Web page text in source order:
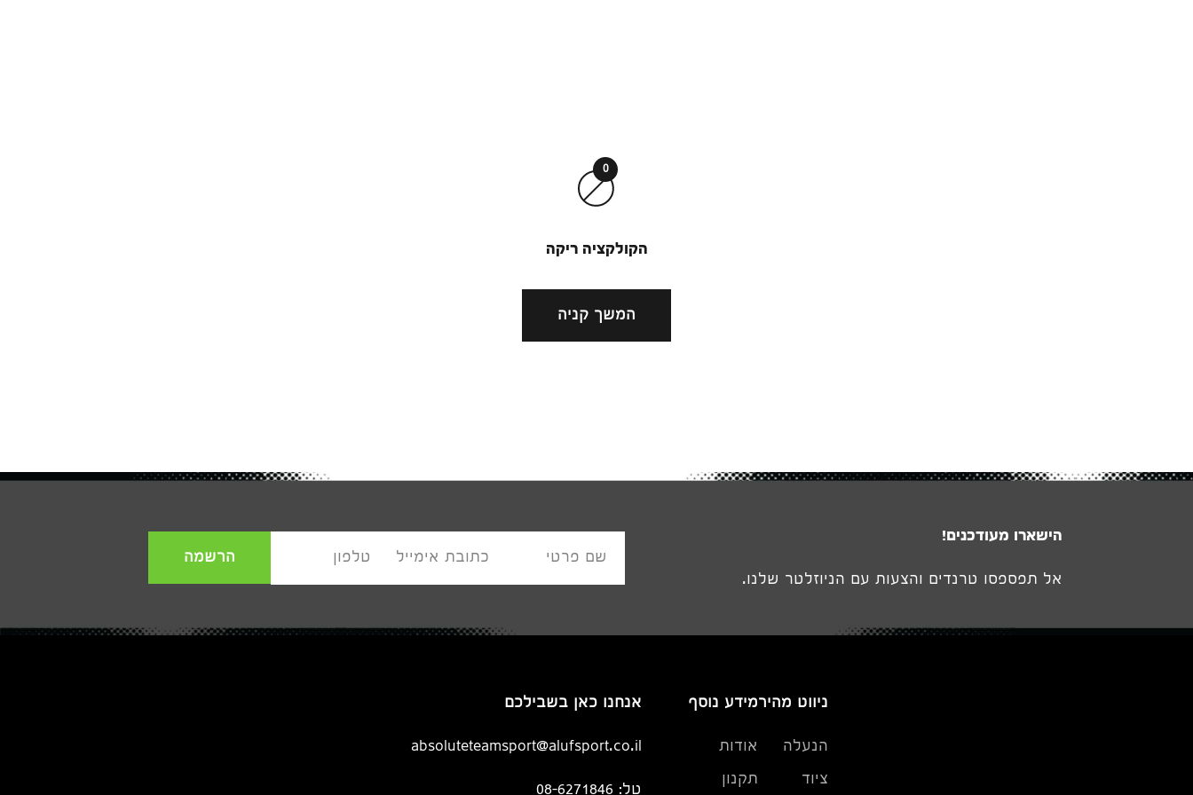
0
הקולקציה ריקה
המשך קניה
הישארו מעודכנים!
אל תפספסו טרנדים והצעות עם הניוזלטר שלנו.
שם פרטי כתובת אימייל טלפון הרשמה
ניווט מהיר
הנעלה
ציוד
מידע נוסף
אודות
תקנון
אנחנו כאן בשבילכם
absoluteteamsport@alufsport.co.il
טל: 08-6271846